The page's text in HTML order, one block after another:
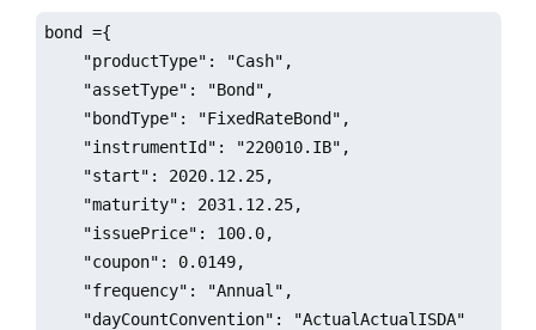
bond ={
    "productType": "Cash",
    "assetType": "Bond",
    "bondType": "FixedRateBond",
    "instrumentId": "220010.IB",
    "start": 2020.12.25,
    "maturity": 2031.12.25,
    "issuePrice": 100.0,
    "coupon": 0.0149,
    "frequency": "Annual",
    "dayCountConvention": "ActualActualISDA"